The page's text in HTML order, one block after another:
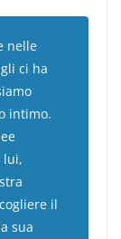
nelle
ci ha
intimo.
lui,
il
sua